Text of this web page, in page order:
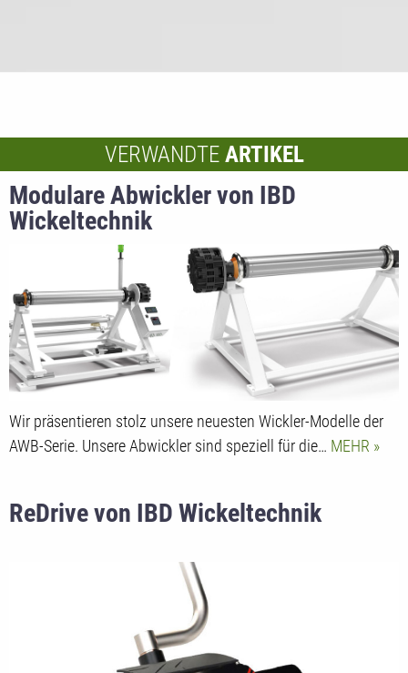
VERWANDTE ARTIKEL
Modulare Abwickler von IBD
Wickeltechnik
Wir präsentieren stolz unsere neuesten Wickler-Modelle der
AWB-Serie. Unsere Abwickler sind speziell für die… MEHR
ReDrive von IBD Wickeltechnik